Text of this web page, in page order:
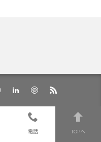
AImedi.
電話 TOPへ